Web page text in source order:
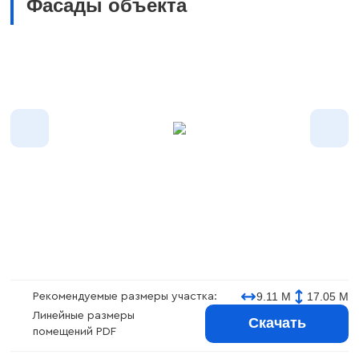
Фасады объекта
Рекомендуемые размеры участка: 9.11 М 17.05 М
Линейные размеры
помещений PDF
Скачать